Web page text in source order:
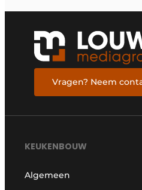
Vragen? Neem
KEUKENBOUW
Algemeen